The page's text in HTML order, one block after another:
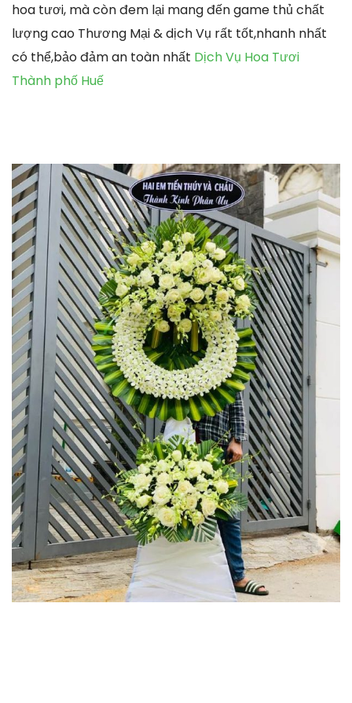
hoa tươi, mà còn đem lại mang đến game thủ chất
lượng cao Thương Mại & dịch Vụ rất tốt,nhanh nhất
có thể,bảo đảm an toàn nhất Dịch Vụ Hoa Tươi
Thành phố Huế